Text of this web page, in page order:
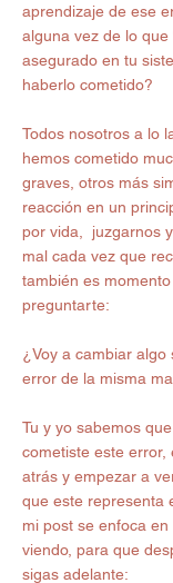
aprendizaje de ese
alguna vez de lo que
asegurado en tu
haberlo cometido?
Todos nosotros a lo
hemos cometido
graves, otros más
reacción en un
por vida,  juzgarnos
mal cada vez que
también es
preguntarte:
¿Voy a cambiar
error de la misma
Tu y yo sabemos
cometiste este error,
atrás y empezar a
que este representa
mi post se enfoca
viendo, para que
sigas adelante: